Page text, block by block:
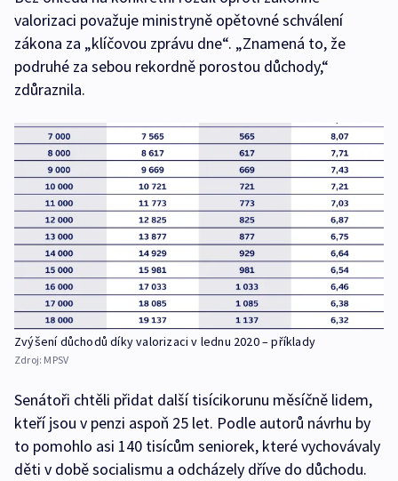
valorizaci považuje ministryně opětovné schválení
zákona za „klíčovou zprávu dne“. „Znamená to, že
podruhé za sebou rekordně porostou důchody,“
zdůraznila.
Zvýšení důchodů díky valorizaci v lednu 2020 – příklady
Zdroj: MPSV
Senátoři chtěli přidat další tisícikorunu měsíčně lidem,
kteří jsou v penzi aspoň 25 let. Podle autorů návrhu by
to pomohlo asi 140 tisícům seniorek, které vychovávaly
děti v době socialismu a odcházely dříve do důchodu.